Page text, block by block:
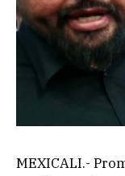
MEXICALI.-